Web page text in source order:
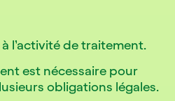
l’activité de traitement.
est nécessaire pour
obligations légales.